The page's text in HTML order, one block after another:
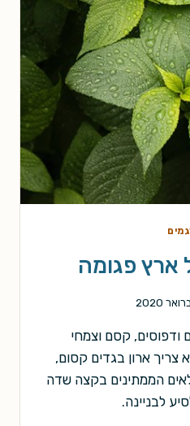
פגומה
ודפוסים, קסם וצמחי
צריך ארון בגדים קסום,
הממתינים בקצה שדה
לבניינה.